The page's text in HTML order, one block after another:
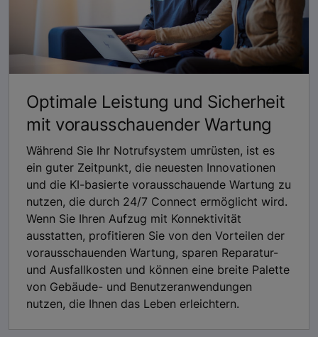
Optimale Leistung und Sicherheit
mit vorausschauender Wartung
Während Sie Ihr Notrufsystem umrüsten, ist es
ein guter Zeitpunkt, die neuesten Innovationen
und die KI-basierte vorausschauende Wartung zu
nutzen, die durch 24/7 Connect ermöglicht wird.
Wenn Sie Ihren Aufzug mit Konnektivität
ausstatten, profitieren Sie von den Vorteilen der
vorausschauenden Wartung, sparen Reparatur-
und Ausfallkosten und können eine breite Palette
von Gebäude- und Benutzeranwendungen
nutzen, die Ihnen das Leben erleichtern.